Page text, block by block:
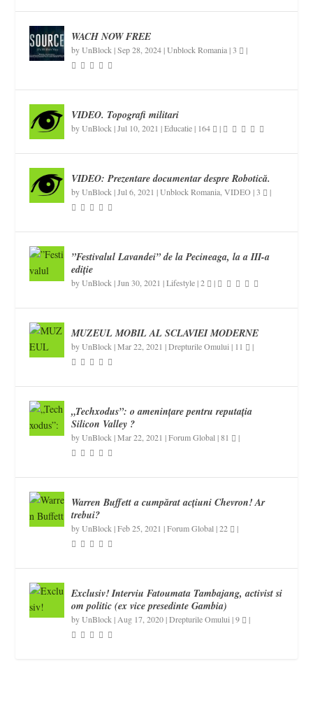
WACH NOW FREE
byUnBlock |Sep 28, 2024|Unblock Romania|3 |
VIDEO. Topografi militari
byUnBlock |Jul 10, 2021 |Educatie| 164 |
VIDEO: Prezentare documentar despre Robotică.
byUnBlock |Jul 6, 2021 |Unblock Romania ,VIDEO |3 |
”Festivalul Lavandei” de la Pecineaga, la a III-a
ediție
byUnBlock |Jun 30, 2021 |Lifestyle|2 |
MUZEUL MOBIL AL SCLAVIEI MODERNE
byUnBlock |Mar 22, 2021 |Drepturile Omului | 11 |
„Techxodus”: o amenințare pentru reputația
Silicon Valley ?
byUnBlock |Mar 22, 2021 |Forum Global |81 |
Warren Buffett a cumpărat acțiuni Chevron! Ar
trebui?
byUnBlock |Feb 25, 2021 |Forum Global |22 |
Exclusiv! Interviu Fatoumata Tambajang, activist si
om politic (ex vice presedinte Gambia)
byUnBlock | Aug 17, 2020|Drepturile Omului |9 |